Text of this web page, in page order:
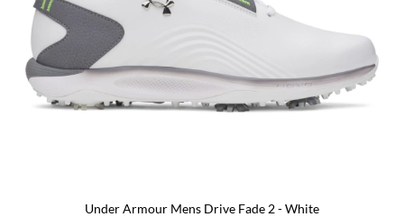
Under Armour Mens Drive Fade 2 - White